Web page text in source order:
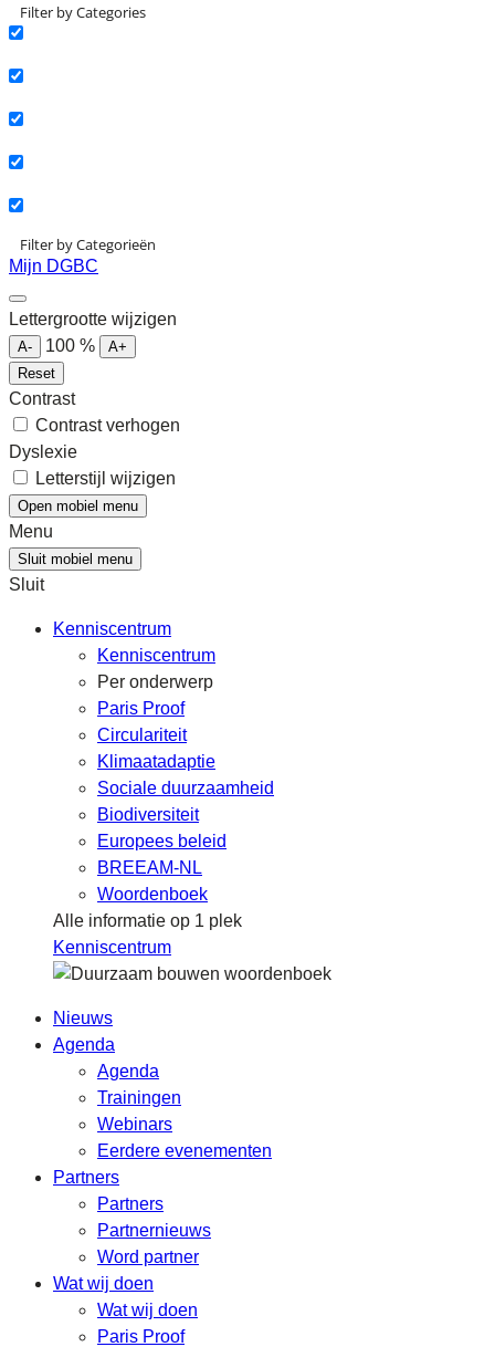
Filter by Categories
Filter by Categorieën
Mijn DGBC
Lettergrootte wijzigen
A- 100 %
A+
Reset
Contrast
Contrast verhogen
Dyslexie
Letterstijl wijzigen
Open mobiel menu
Menu
Sluit mobiel menu
Sluit
Kenniscentrum
Kenniscentrum
Per onderwerp
Paris Proof
Circulariteit
Klimaatadaptie
Sociale duurzaamheid
Biodiversiteit
Europees beleid
BREEAM-NL
Woordenboek
Alle informatie op 1 plek
Kenniscentrum
Nieuws
Agenda
Agenda
Trainingen
Webinars
Eerdere evenementen
Partners
Partners
Partnernieuws
Word partner
Wat wij doen
Wat wij doen
Paris Proof